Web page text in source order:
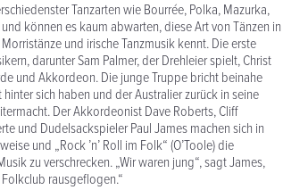
Tanzarten wie Bourrée, Polka, Mazurka,
können es kaum abwarten, diese Art von Tänzen in
und irische Tanzmusik kennt. Die erste
darunter Sam Palmer, der Drehleier spielt, Christ
und Akkordeon. Die junge Truppe bricht beinahe
sich haben und der Australier zurück in seine
Der Akkordeonist Dave Roberts, Cliff
und Dudelsackspieler Paul James machen sich in
und „Rock ’n’ Roll im Folk“ (O’Toole) die
zu verschrecken. „Wir waren jung“, sagt James,
rausgeflogen.“